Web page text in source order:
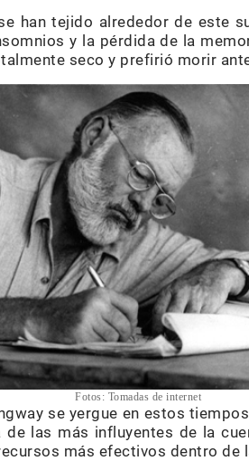
han tejido alrededor de este
y la pérdida de la
seco y prefirió morir
Fotos: Tomadas de internet
se yergue en estos
las más influyentes de la
más efectivos dentro de